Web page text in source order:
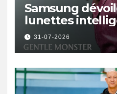
Samsung
lunettes
avec IA et
31-07-2026